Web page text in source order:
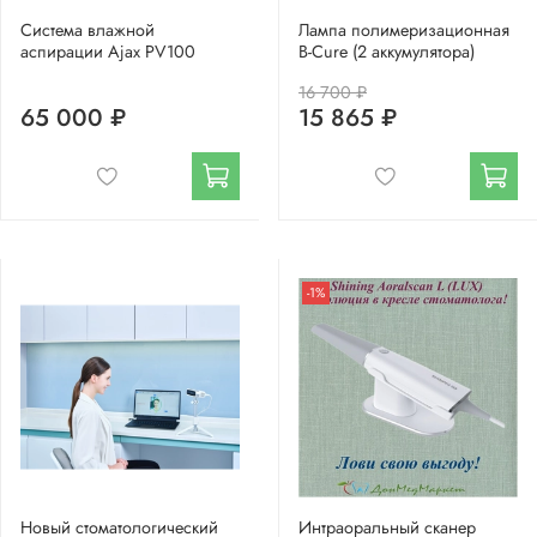
Система влажной
аспирации Ajax PV100
65 000 ₽
Лампа полимеризационная
B-Cure (2 аккумулятора)
16 700 ₽
15 865 ₽
Новый стоматологический
-1%
Интраоральный сканер